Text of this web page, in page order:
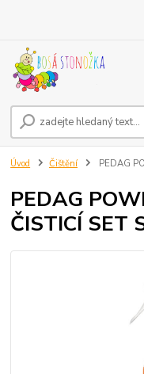
Úvod Čištění PEDAG
PEDAG
ČISTICÍ SET